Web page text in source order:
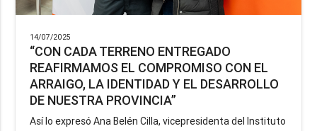
14/07/2025
“CON CADA TERRENO ENTREGADO
REAFIRMAMOS EL COMPROMISO CON EL
ARRAIGO, LA IDENTIDAD Y EL DESARROLLO
DE NUESTRA PROVINCIA”
Así lo expresó Ana Belén Cilla, vicepresidenta del Instituto